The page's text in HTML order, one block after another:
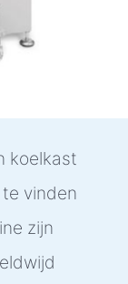
koelkast
vinden
zijn